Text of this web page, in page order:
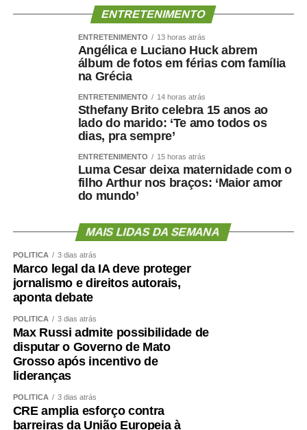
inclui a cidadania digital entre os eixos da Política
as ações previstas, o estímulo à educação midiática no
ambiente de ensino, a orientação das famílias sobre
consumo tecnológico e a ampliação de parcerias entre o
governo e empresas privadas na área digital.
Audiências públicas
Nas comissões, além das reuniões deliberativas, estão
marcadas as seguintes audiências públicas para a
semana se esforço concentrado:
Segunda-feira (10), às 10h: a Subcomissão
Permanente dos Povos Indígenas Yanomami
debaterá a prestação de contas dos recursos
orçamentários discricionários e dos créditos
extraordinários destinados a ações no território
Ianomâmi e dos recursos do Fundo Amazônia para
projetos de proteção de comunidades indígenas.
Terça-feira (11), às 14h: a Comissão de Segurança
Pública (CSP) avalia a implementação do Programa
de Proteção a Vítimas e Testemunhas Ameaçadas
(Provita), examinando os protocolos de inclusão,
acompanhamento, desligamento e reinserção
social das pessoas protegidas.
ENTRETENIMENTO
ENTRETENIMENTO 13 horas atrás
Angélica e Luciano Huck abrem
álbum de fotos em férias com família
na Grécia
ENTRETENIMENTO 14 horas atrás
Sthefany Brito celebra 15 anos ao
lado do marido: ‘Te amo todos os
dias, pra sempre’
ENTRETENIMENTO 15 horas atrás
Luma Cesar deixa maternidade com o
filho Arthur nos braços: ‘Maior amor
do mundo’
MAIS LIDAS DA SEMANA
POLÍTICA 3 dias atrás
Marco legal da IA deve proteger
jornalismo e direitos autorais,
aponta debate
POLÍTICA 3 dias atrás
Max Russi admite possibilidade de
disputar o Governo de Mato
Grosso após incentivo de
lideranças
POLÍTICA 3 dias atrás
CRE amplia esforço contra
barreiras da União Europeia à